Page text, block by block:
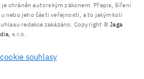
chráněn autorským zákonem. Přepis, šíření
nebo jeho části veřejnosti, a to jakýmkoli
redakce zakázáno. Copyright ©Jaga
, s.r.o.
souhlasy